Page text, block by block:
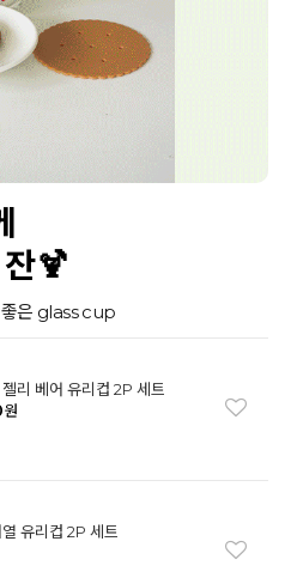
🍹
좋은 glass cup
리 베어 유리컵 2P 세트
원
유리컵 2P 세트